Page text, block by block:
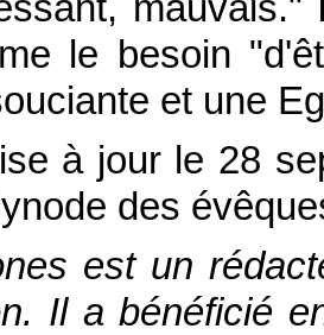
le besoin
et une
à jour le 28
des
est un
Il a bénéficié